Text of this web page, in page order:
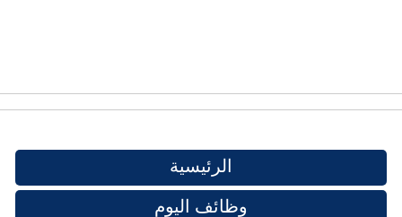
الرئيسية
وظائف اليوم